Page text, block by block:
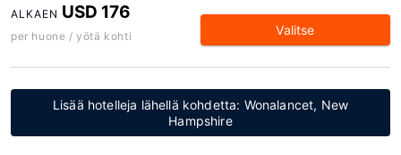
ALKAEN USD 176
per huone / yötä kohti Valitse
Lisää hotelleja lähellä kohdetta: Wonalancet, New
Hampshire